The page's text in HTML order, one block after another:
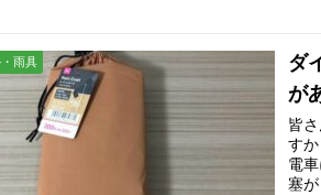
雨具
ダ
が
皆
す
電
塞